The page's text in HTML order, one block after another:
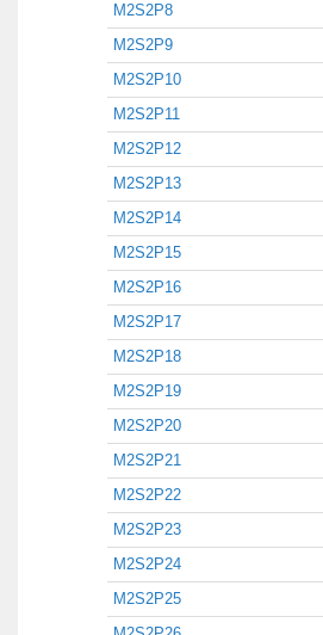
M2S2P8
M2S2P9
M2S2P10
M2S2P11
M2S2P12
M2S2P13
M2S2P14
M2S2P15
M2S2P16
M2S2P17
M2S2P18
M2S2P19
M2S2P20
M2S2P21
M2S2P22
M2S2P23
M2S2P24
M2S2P25